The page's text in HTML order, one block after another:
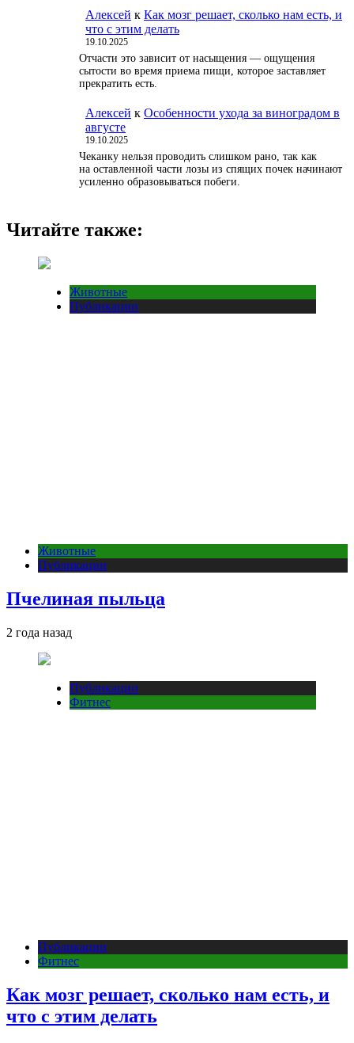
Алексей к Как мозг решает, сколько нам есть, и
что с этим делать
19.10.2025
Отчасти это зависит от насыщения — ощущения
сытости во время приема пищи, которое заставляет
прекратить есть.
Алексей к Особенности ухода за виноградом в
августе
19.10.2025
Чеканку нельзя проводить слишком рано, так как
на оставленной части лозы из спящих почек начинают
усиленно образовываться побеги.
Читайте также:
Животные
Публикации
Животные
Публикации
Пчелиная пыльца
2 года назад
Публикации
Фитнес
Публикации
Фитнес
Как мозг решает, сколько нам есть, и
что с этим делать